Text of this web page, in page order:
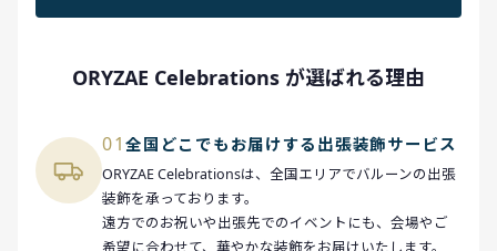
ORYZAE Celebrations が選ばれる理由
01全国どこでもお届けする出張装飾サービス
ORYZAE Celebrationsは、全国エリアでバルーンの出張
装飾を承っております。
遠方でのお祝いや出張先でのイベントにも、会場やご
希望に合わせて、華やかな装飾をお届けいたします。